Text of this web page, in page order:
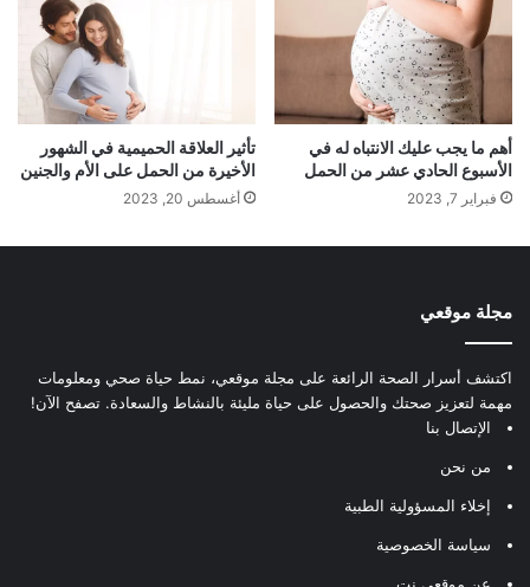
أهم ما يجب عليك الانتباه له في
الأسبوع الحادي عشر من الحمل
فبراير 7, 2023
تأثير العلاقة الحميمية في الشهور
الأخيرة من الحمل على الأم والجنين
أغسطس 20, 2023
مجلة موقعي
اكتشف أسرار الصحة الرائعة على مجلة موقعي، نمط حياة صحي ومعلومات
مهمة لتعزيز صحتك والحصول على حياة مليئة بالنشاط والسعادة. تصفح الآن!
الإتصال بنا
من نحن
إخلاء المسؤولية الطبية
سياسة الخصوصية
عن موقعي.نت